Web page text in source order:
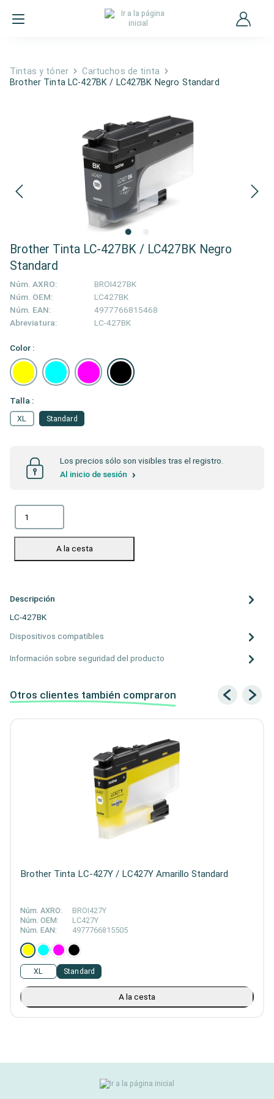
Tintas y tóner
Cartuchos de tinta
Brother Tinta LC-427BK / LC427BK Negro Standard
Brother Tinta LC-427BK / LC427BK Negro
Standard
Núm. AXRO:
BROI427BK
Núm. OEM:
LC427BK
Núm. EAN:
4977766815468
Abreviatura:
LC-427BK
Color :
Talla :
XL Standard
Los precios sólo son visibles tras el registro.
Al inicio de sesión
A la cesta
Descripción
LC-427BK
Dispositivos compatibles
Información sobre seguridad del producto
Otros clientes también compraron
Brother Tinta LC-427Y / LC427Y Amarillo Standard
Núm. AXRO:
BROI427Y
Núm. OEM:
LC427Y
Núm. EAN:
4977766815505
XL Standard
A la cesta